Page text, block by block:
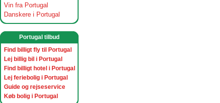
Vin fra Portugal
Danskere i Portugal
Portugal tilbud
Find billigt fly til Portugal
Lej billig bil i Portugal
Find billigt hotel i Portugal
Lej feriebolig i Portugal
Guide og rejseservice
Køb bolig i Portugal